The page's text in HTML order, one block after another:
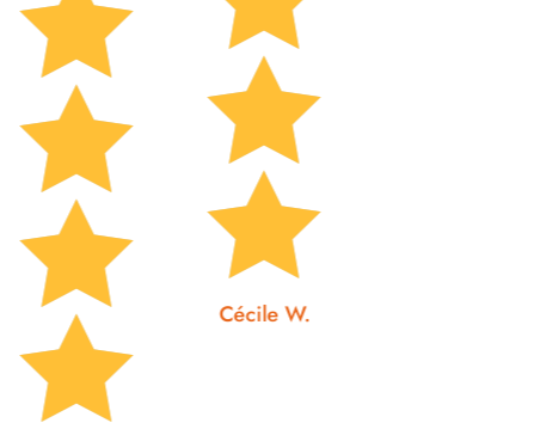


Cécile W.


